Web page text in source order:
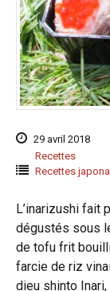
29 avril 2018
Recettes
Recettes
L’inarizushi fait
dégustés sous
de tofu frit
farcie de riz
dieu shinto